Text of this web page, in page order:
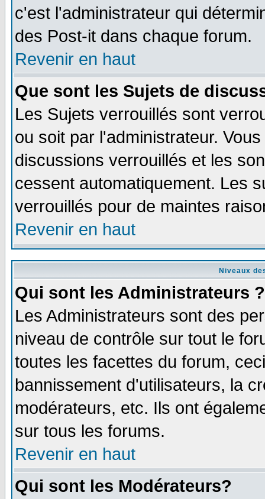
c'est l'administrateur qui
des Post-it dans chaque forum.
Revenir en haut
Que sont les Sujets de
Les Sujets verrouillés sont
ou soit par l'administrateur.
discussions verrouillés et les
cessent automatiquement. Les
verrouillés pour de maintes
Revenir en haut
Niveaux
Qui sont les Administrateurs ?
Les Administrateurs sont des
niveau de contrôle sur tout le
toutes les facettes du forum,
bannissement d'utilisateurs, la
modérateurs, etc. Ils ont
sur tous les forums.
Revenir en haut
Qui sont les Modérateurs?